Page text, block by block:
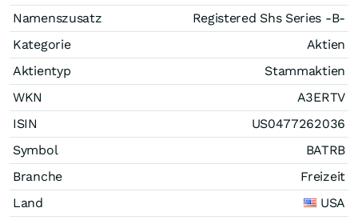
Namenszusatz
Registered Shs Series -B-
Kategorie
Aktien
Aktientyp
Stammaktien
WKN
A3ERTV
ISIN
US0477262036
Symbol
BATRB
Branche
Freizeit
Land
USA